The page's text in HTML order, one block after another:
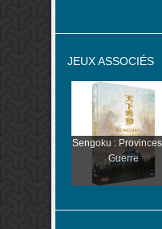
JEUX ASSOCIÉS
Sengoku :
Guerre